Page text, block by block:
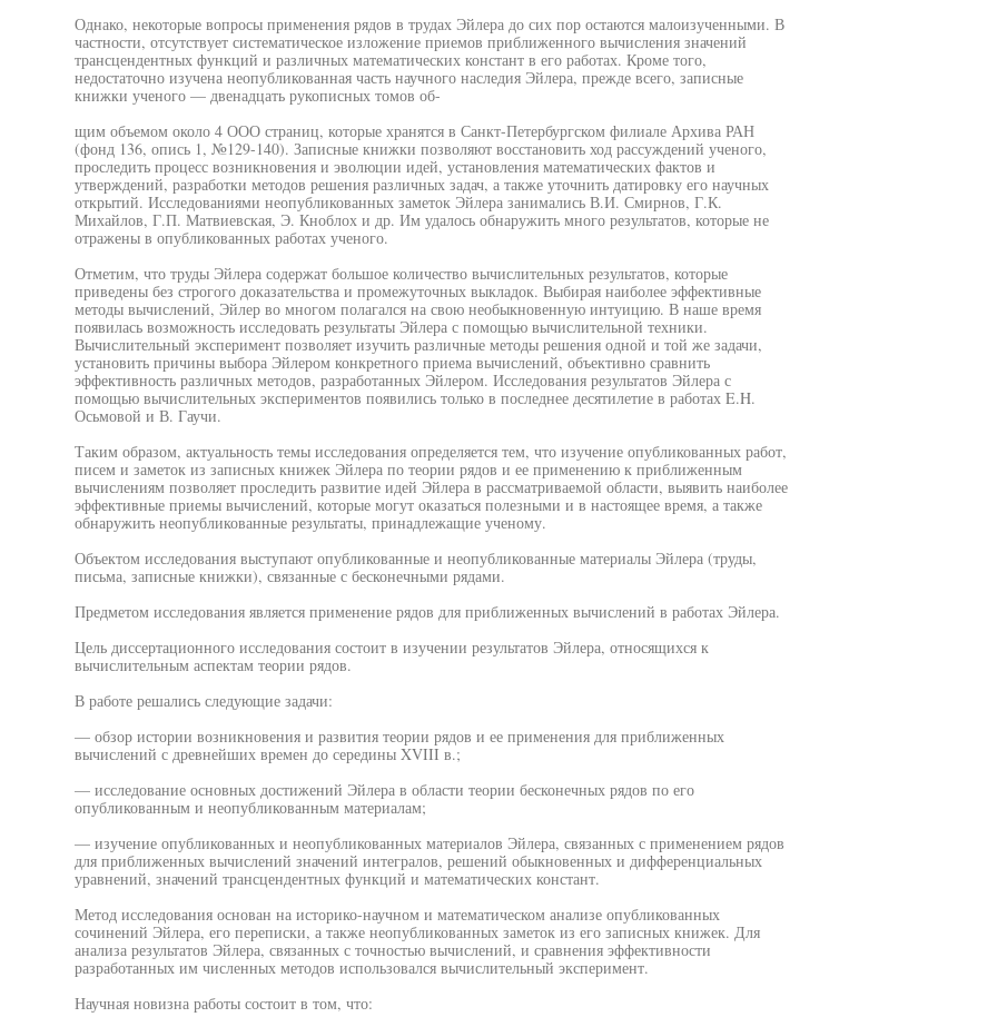
Однако, некоторые вопросы применения рядов в трудах Эйлера до сих пор остаются малоизученными. В
частности, отсутствует систематическое изложение приемов приближенного вычисления значений
трансцендентных функций и различных математических констант в его работах. Кроме того,
недостаточно изучена неопубликованная часть научного наследия Эйлера, прежде всего, записные
книжки ученого — двенадцать рукописных томов об-
щим объемом около 4 ООО страниц, которые хранятся в Санкт-Петербургском филиале Архива РАН
(фонд 136, опись 1, №129-140). Записные книжки позволяют восстановить ход рассуждений ученого,
проследить процесс возникновения и эволюции идей, установления математических фактов и
утверждений, разработки методов решения различных задач, а также уточнить датировку его научных
открытий. Исследованиями неопубликованных заметок Эйлера занимались В.И. Смирнов, Г.К.
Михайлов, Г.П. Матвиевская, Э. Кноблох и др. Им удалось обнаружить много результатов, которые не
отражены в опубликованных работах ученого.
Отметим, что труды Эйлера содержат большое количество вычислительных результатов, которые
приведены без строгого доказательства и промежуточных выкладок. Выбирая наиболее эффективные
методы вычислений, Эйлер во многом полагался на свою необыкновенную интуицию. В наше время
появилась возможность исследовать результаты Эйлера с помощью вычислительной техники.
Вычислительный эксперимент позволяет изучить различные методы решения одной и той же задачи,
установить причины выбора Эйлером конкретного приема вычислений, объективно сравнить
эффективность различных методов, разработанных Эйлером. Исследования результатов Эйлера с
помощью вычислительных экспериментов появились только в последнее десятилетие в работах E.H.
Осьмовой и В. Гаучи.
Таким образом, актуальность темы исследования определяется тем, что изучение опубликованных работ,
писем и заметок из записных книжек Эйлера по теории рядов и ее применению к приближенным
вычислениям позволяет проследить развитие идей Эйлера в рассматриваемой области, выявить наиболее
эффективные приемы вычислений, которые могут оказаться полезными и в настоящее время, а также
обнаружить неопубликованные результаты, принадлежащие ученому.
Объектом исследования выступают опубликованные и неопубликованные материалы Эйлера (труды,
письма, записные книжки), связанные с бесконечными рядами.
Предметом исследования является применение рядов для приближенных вычислений в работах Эйлера.
Цель диссертационного исследования состоит в изучении результатов Эйлера, относящихся к
вычислительным аспектам теории рядов.
В работе решались следующие задачи:
— обзор истории возникновения и развития теории рядов и ее применения для приближенных
вычислений с древнейших времен до середины XVIII в.;
— исследование основных достижений Эйлера в области теории бесконечных рядов по его
опубликованным и неопубликованным материалам;
— изучение опубликованных и неопубликованных материалов Эйлера, связанных с применением рядов
для приближенных вычислений значений интегралов, решений обыкновенных и дифференциальных
уравнений, значений трансцендентных функций и математических констант.
Метод исследования основан на историко-научном и математическом анализе опубликованных
сочинений Эйлера, его переписки, а также неопубликованных заметок из его записных книжек. Для
анализа результатов Эйлера, связанных с точностью вычислений, и сравнения эффективности
разработанных им численных методов использовался вычислительный эксперимент.
Научная новизна работы состоит в том, что: